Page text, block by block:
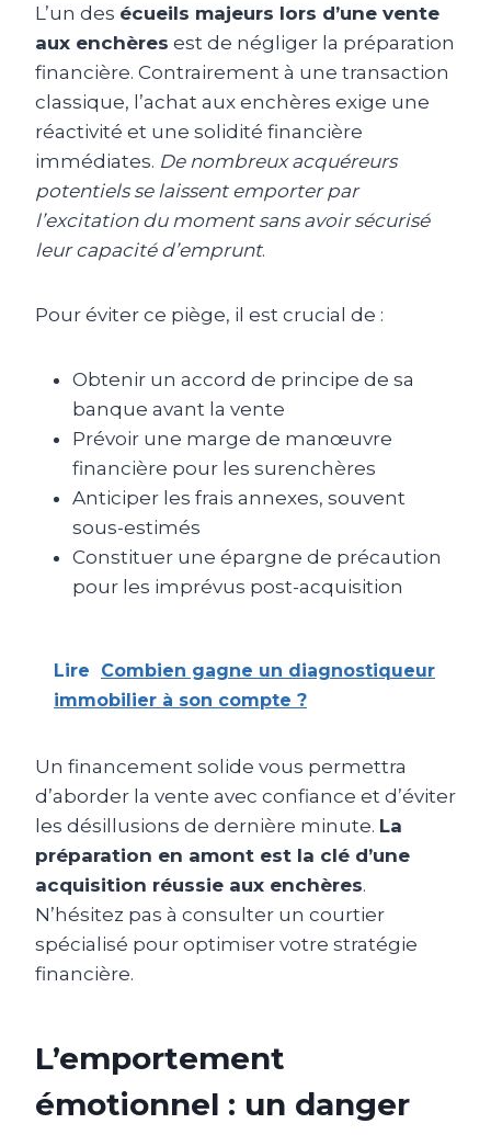
L’un des écueils majeurs lors d’une vente
aux enchères est de négliger la préparation
financière. Contrairement à une transaction
classique, l’achat aux enchères exige une
réactivité et une solidité financière
immédiates. De nombreux acquéreurs
potentiels se laissent emporter par
l’excitation du moment sans avoir sécurisé
leur capacité d’emprunt.
Pour éviter ce piège, il est crucial de :
Obtenir un accord de principe de sa
banque avant la vente
Prévoir une marge de manœuvre
financière pour les surenchères
Anticiper les frais annexes, souvent
sous-estimés
Constituer une épargne de précaution
pour les imprévus post-acquisition
Lire
Combien gagne un diagnostiqueur
immobilier à son compte ?
Un financement solide vous permettra
d’aborder la vente avec confiance et d’éviter
les désillusions de dernière minute. La
préparation en amont est la clé d’une
acquisition réussie aux enchères.
N’hésitez pas à consulter un courtier
spécialisé pour optimiser votre stratégie
financière.
L’emportement
émotionnel : un danger